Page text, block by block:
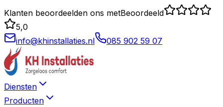
Klanten beoordeelden ons metBeoordeeld
5,0
info@khinstallaties.nl
085 902 59 07
Diensten
Producten